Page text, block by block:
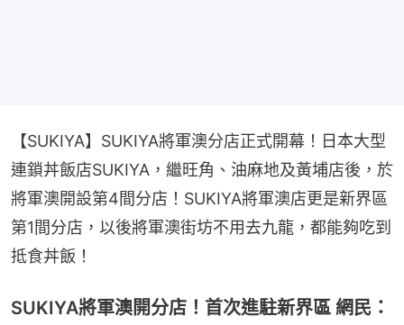
【SUKIYA】SUKIYA將軍澳分店正式開幕！日本大型
連鎖丼飯店SUKIYA，繼旺角、油麻地及黃埔店後，於
將軍澳開設第4間分店！SUKIYA將軍澳店更是新界區
第1間分店，以後將軍澳街坊不用去九龍，都能夠吃到
抵食丼飯！
SUKIYA將軍澳開分店！首次進駐新界區 網民：